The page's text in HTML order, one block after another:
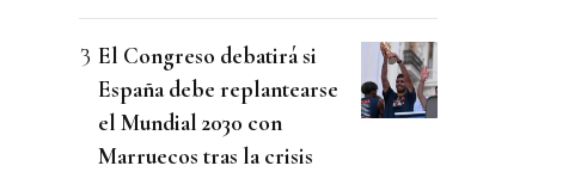
El Congreso debatirá si
España debe replantearse
el Mundial 2030 con
Marruecos tras la crisis